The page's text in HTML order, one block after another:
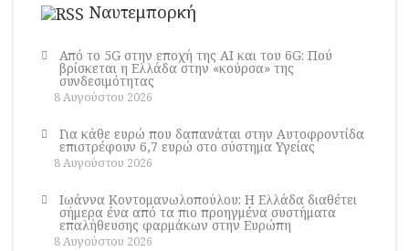
Ναυτεμπορκή
Από το 5G στην εποχή της AI και του 6G: Πού
βρίσκεται η Ελλάδα στην «κούρσα» της
συνδεσιμότητας
8 Αυγούστου 2026
Για κάθε ευρώ που δαπανάται στην Aυτοφροντίδα
επιστρέφουν 6,7 ευρώ στο σύστημα Υγείας
8 Αυγούστου 2026
Ιωάννα Κοντομανωλοπούλου: Η Ελλάδα διαθέτει
σήμερα ένα από τα πιο προηγμένα συστήματα
επαλήθευσης φαρμάκων στην Ευρώπη
8 Αυγούστου 2026